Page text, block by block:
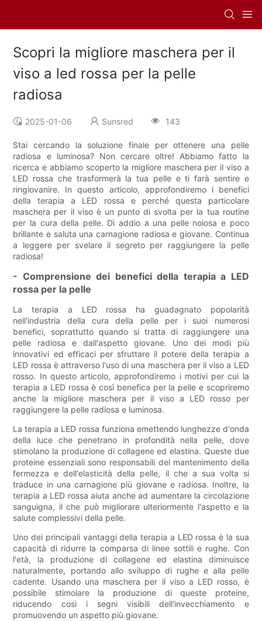
Scopri la migliore maschera per il
viso a led rossa per la pelle
radiosa
2025-01-06 Sunsred 143
Stai cercando la soluzione finale per ottenere una pelle
radiosa e luminosa? Non cercare oltre! Abbiamo fatto la
ricerca e abbiamo scoperto la migliore maschera per il viso a
LED rossa che trasformerà la tua pelle e ti farà sentire e
ringiovanire. In questo articolo, approfondiremo i benefici
della terapia a LED rossa e perché questa particolare
maschera per il viso è un punto di svolta per la tua routine
per la cura della pelle. Dì addio a una pelle noiosa e poco
brillante e saluta una carnagione radiosa e giovane. Continua
a leggere per svelare il segreto per raggiungere la pelle
radiosa!
- Comprensione dei benefici della terapia a LED
rossa per la pelle
La terapia a LED rossa ha guadagnato popolarità
nell'industria della cura della pelle per i suoi numerosi
benefici, soprattutto quando si tratta di raggiungere una
pelle radiosa e dall'aspetto giovane. Uno dei modi più
innovativi ed efficaci per sfruttare il potere della terapia a
LED rossa è attraverso l'uso di una maschera per il viso a LED
rosso. In questo articolo, approfondiremo i motivi per cui la
terapia a LED rossa è così benefica per la pelle e scopriremo
anche la migliore maschera per il viso a LED rosso per
raggiungere la pelle radiosa e luminosa.
La terapia a LED rossa funziona emettendo lunghezze d'onda
della luce che penetrano in profondità nella pelle, dove
stimolano la produzione di collagene ed elastina. Queste due
proteine ​​essenziali sono responsabili del mantenimento della
fermezza e dell'elasticità della pelle, il che a sua volta si
traduce in una carnagione più giovane e radiosa. Inoltre, la
terapia a LED rossa aiuta anche ad aumentare la circolazione
sanguigna, il che può migliorare ulteriormente l'aspetto e la
salute complessivi della pelle.
Uno dei principali vantaggi della terapia a LED rossa è la sua
capacità di ridurre la comparsa di linee sottili e rughe. Con
l'età, la produzione di collagene ed elastina diminuisce
naturalmente, portando allo sviluppo di rughe e alla pelle
cadente. Usando una maschera per il viso a LED rosso, è
possibile stimolare la produzione di queste proteine,
riducendo così i segni visibili dell'invecchiamento e
promuovendo un aspetto più giovane.